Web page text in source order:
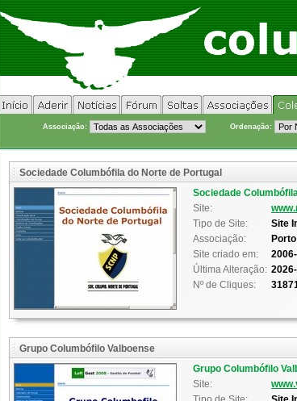
Associação: Ordenação:
Sociedade Columbófila do Norte de Portugal
Sociedade
Site:
Tipo de Site:
Site
Associação:
Porto
Site criado em:
Última Alteração:
Nº de Cliques:
Grupo Columbófilo Valboense
Grupo Columbófilo
Site: